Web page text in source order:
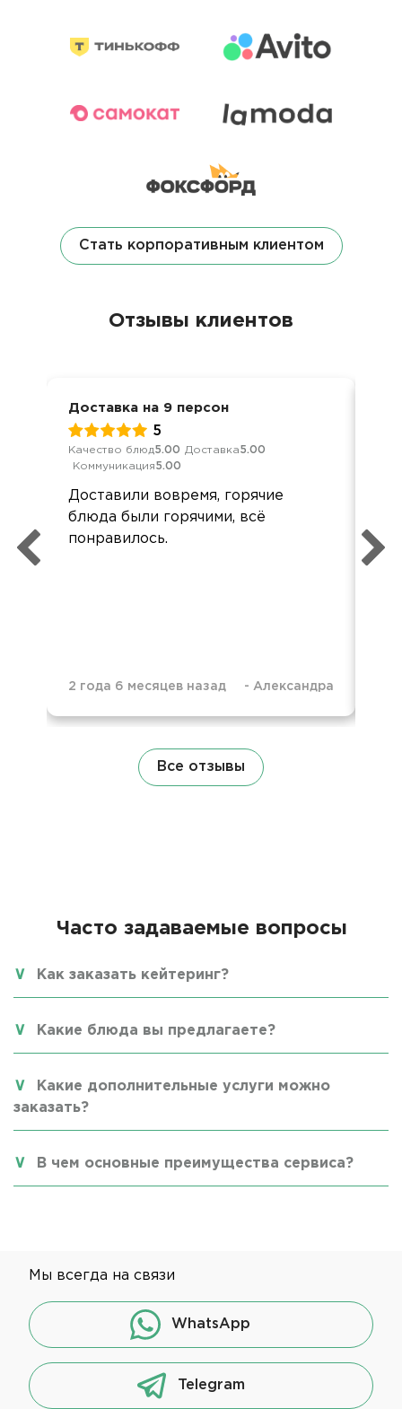
Стать корпоративным клиентом
Отзывы клиентов
Доставка на 9 персон
5
Качество блюд5.00 Доставка5.00
Коммуникация5.00
Доставили вовремя, горячие
блюда были горячими, всё
понравилось.
2 года 6 месяцев назад - Александра
Все отзывы
Часто задаваемые вопросы
Как заказать кейтеринг?
Какие блюда вы предлагаете?
Какие дополнительные услуги можно
заказать?
В чем основные преимущества сервиса?
Мы всегда на связи
WhatsApp
Telegram